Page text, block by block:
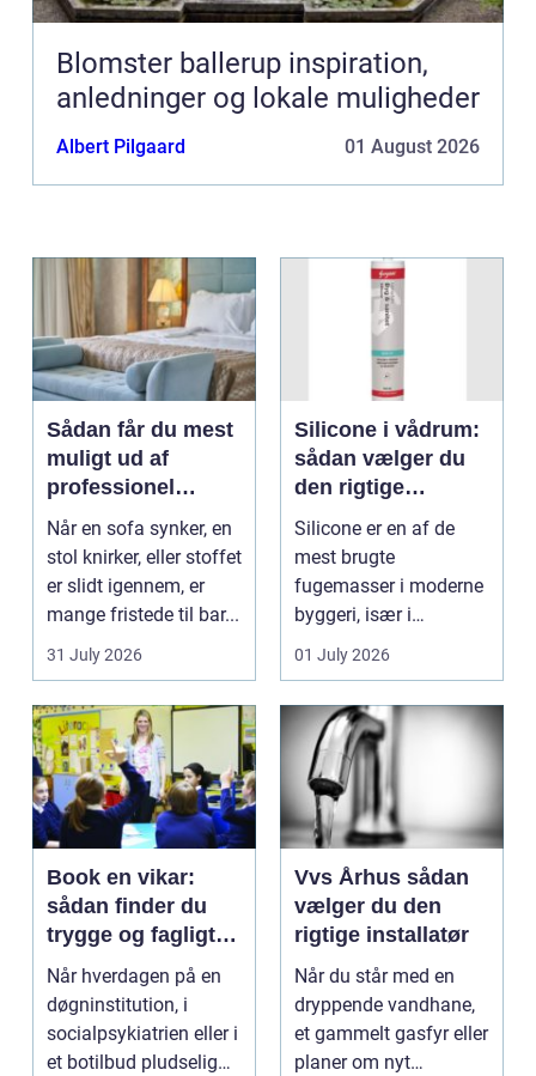
Blomster ballerup inspiration,
anledninger og lokale muligheder
Albert Pilgaard 01 August 2026
Sådan får du mest
muligt ud af
professionel
møbelpolstring
Når en sofa synker, en
stol knirker, eller stoffet
er slidt igennem, er
mange fristede til bar...
31 July 2026
Silicone i vådrum:
sådan vælger du
den rigtige
fugemasse
Silicone er en af de
mest brugte
fugemasser i moderne
byggeri, især i
badeværelser,
køkkener og andr...
01 July 2026
Book en vikar:
sådan finder du
trygge og fagligt
stærke løsninger
Når hverdagen på en
døgninstitution, i
socialpsykiatrien eller i
et botilbud pludselig
Vvs Århus sådan
vælger du den
rigtige installatør
Når du står med en
dryppende vandhane,
et gammelt gasfyr eller
planer om nyt